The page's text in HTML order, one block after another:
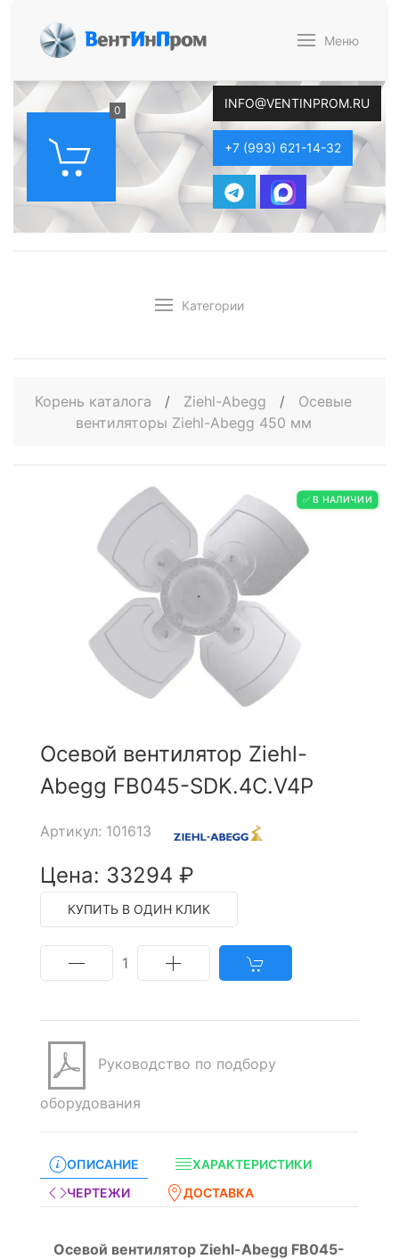
ВентИнПром Меню
0 INFO@VENTINPROM.RU
+7 (993) 621-14-32
Категории
Корень каталога / Ziehl-Abegg /
Осевые
вентиляторы Ziehl-Abegg 450 мм
✅ В НАЛИЧИИ
Осевой вентилятор Ziehl-
Abegg FB045-SDK.4C.V4P
Артикул: 101613
Цена: 33294 ₽
КУПИТЬ В ОДИН КЛИК
1
Руководство по подбору
оборудования
ОПИСАНИЕ
ХАРАКТЕРИСТИКИ
ЧЕРТЕЖИ
ДОСТАВКА
Осевой вентилятор Ziehl-Abegg FB045-